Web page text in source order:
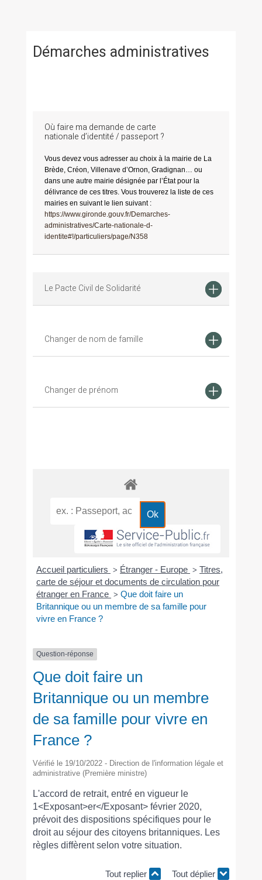
Démarches administratives
Où faire ma demande de carte
nationale d’identité / passeport ?
Vous devez vous adresser au choix à la mairie de La
Brède, Créon, Villenave d’Ornon, Gradignan… ou
dans une autre mairie désignée par l’État pour la
délivrance de ces titres. Vous trouverez la liste de ces
mairies en suivant le lien suivant :
https://www.gironde.gouv.fr/Demarches-
administratives/Carte-nationale-d-
identite#!/particuliers/page/N358
Le Pacte Civil de Solidarité
Changer de nom de famille
Changer de prénom
Accueil particuliers > Étranger - Europe > Titres,
carte de séjour et documents de circulation pour
étranger en France > Que doit faire un
Britannique ou un membre de sa famille pour
vivre en France ?
Question-réponse
Que doit faire un
Britannique ou un membre
de sa famille pour vivre en
France ?
Vérifié le 19/10/2022 - Direction de l'information légale et
administrative (Première ministre)
L'accord de retrait, entré en vigueur le
1<Exposant>er</Exposant> février 2020,
prévoit des dispositions spécifiques pour le
droit au séjour des citoyens britanniques. Les
règles diffèrent selon votre situation.
Tout replier Tout déplier